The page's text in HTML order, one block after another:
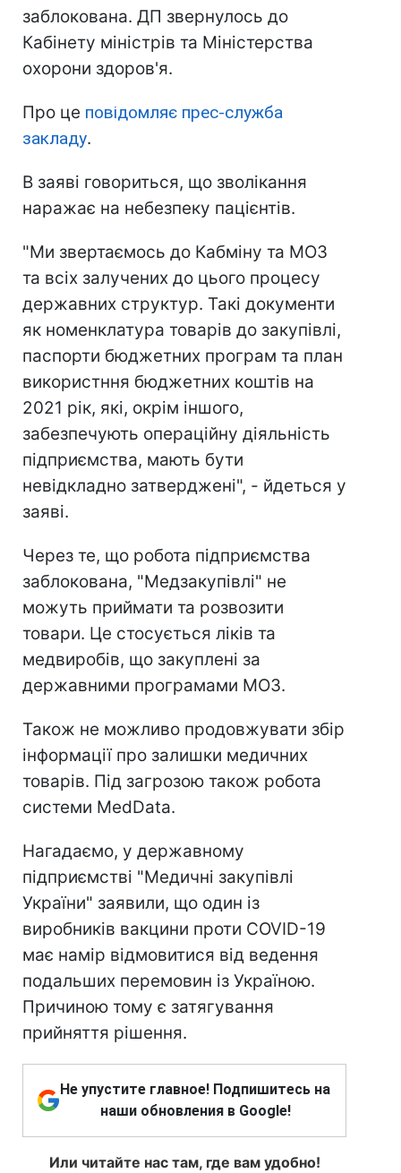
заблокована. ДП звернулось до
Кабінету міністрів та Міністерства
охорони здоров'я.
Про це повідомляє прес-служба
закладу.
В заяві говориться, що зволікання
наражає на небезпеку пацієнтів.
"Ми звертаємось до Кабміну та МОЗ
та всіх залучених до цього процесу
державних структур. Такі документи
як номенклатура товарів до закупівлі,
паспорти бюджетних програм та план
використння бюджетних коштів на
2021 рік, які, окрім іншого,
забезпечують операційну діяльність
підприємства, мають бути
невідкладно затверджені", - йдеться у
заяві.
Через те, що робота підприємства
заблокована, "Медзакупівлі" не
можуть приймати та розвозити
товари. Це стосується ліків та
медвиробів, що закуплені за
державними програмами МОЗ.
Також не можливо продовжувати збір
інформації про залишки медичних
товарів. Під загрозою також робота
системи MedData.
Нагадаємо, у державному
підприємстві "Медичні закупівлі
України" заявили, що один із
виробників вакцини проти COVID-19
має намір відмовитися від ведення
подальших перемовин із Україною.
Причиною тому є затягування
прийняття рішення.
Не упустите главное! Подпишитесь на
наши обновления в Google!
Или читайте нас там, где вам удобно!